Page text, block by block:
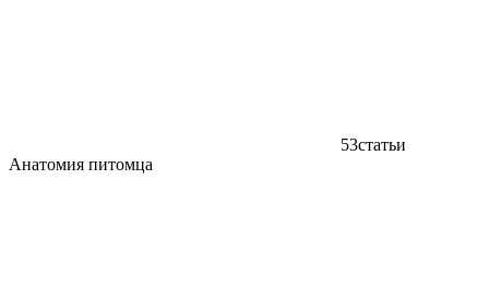
53статьи
Анатомия питомца